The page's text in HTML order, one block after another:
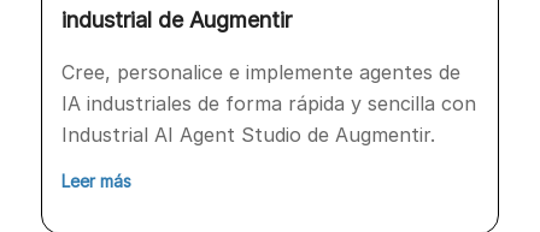
industrial de Augmentir
Cree, personalice e implemente agentes de
IA industriales de forma rápida y sencilla con
Industrial AI Agent Studio de Augmentir.
Leer más